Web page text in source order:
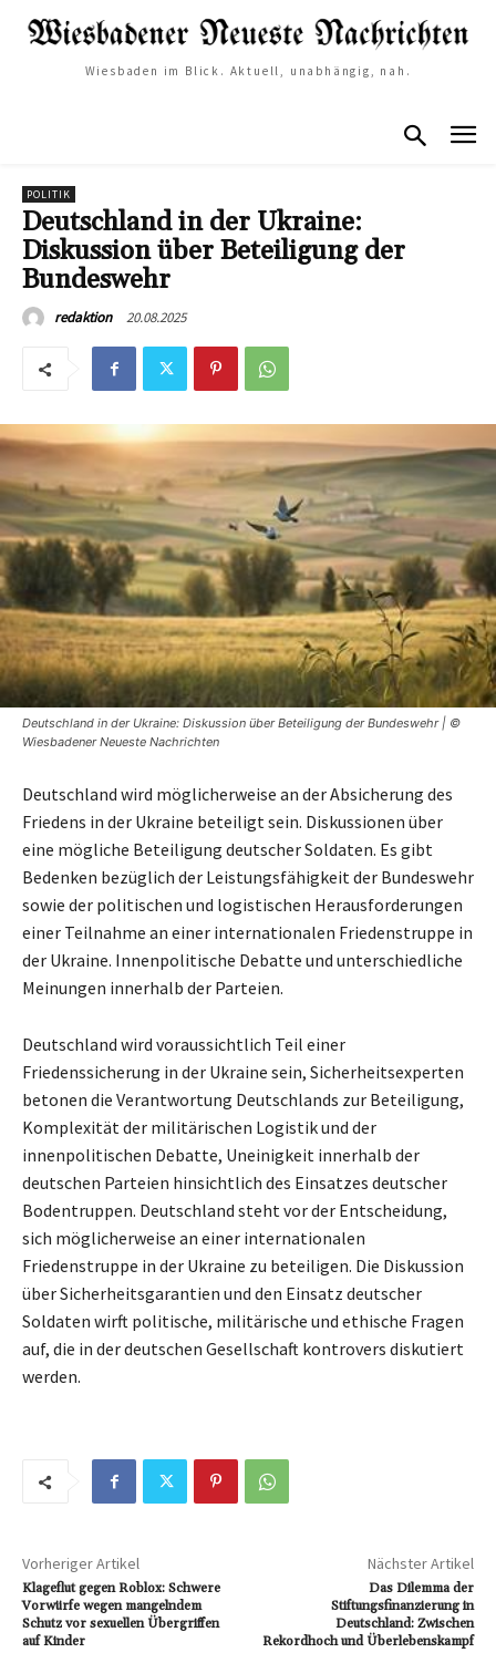
Wiesbaden im Blick. Aktuell, unabhängig, nah.
POLITIK
Deutschland in der Ukraine:
Diskussion über Beteiligung der
Bundeswehr
redaktion 20.08.2025
Deutschland in der Ukraine: Diskussion über Beteiligung der Bundeswehr | ©
Wiesbadener Neueste Nachrichten
Deutschland wird möglicherweise an der Absicherung des
Friedens in der Ukraine beteiligt sein. Diskussionen über
eine mögliche Beteiligung deutscher Soldaten. Es gibt
Bedenken bezüglich der Leistungsfähigkeit der Bundeswehr
sowie der politischen und logistischen Herausforderungen
einer Teilnahme an einer internationalen Friedenstruppe in
der Ukraine. Innenpolitische Debatte und unterschiedliche
Meinungen innerhalb der Parteien.
Deutschland wird voraussichtlich Teil einer
Friedenssicherung in der Ukraine sein, Sicherheitsexperten
betonen die Verantwortung Deutschlands zur Beteiligung,
Komplexität der militärischen Logistik und der
innenpolitischen Debatte, Uneinigkeit innerhalb der
deutschen Parteien hinsichtlich des Einsatzes deutscher
Bodentruppen. Deutschland steht vor der Entscheidung,
sich möglicherweise an einer internationalen
Friedenstruppe in der Ukraine zu beteiligen. Die Diskussion
über Sicherheitsgarantien und den Einsatz deutscher
Soldaten wirft politische, militärische und ethische Fragen
auf, die in der deutschen Gesellschaft kontrovers diskutiert
werden.
Vorheriger Artikel
Klageflut gegen Roblox: Schwere
Vorwürfe wegen mangelndem
Schutz vor sexuellen Übergriffen
auf Kinder
Nächster Artikel
Das Dilemma der
Stiftungsfinanzierung in
Deutschland: Zwischen
Rekordhoch und Überlebenskampf